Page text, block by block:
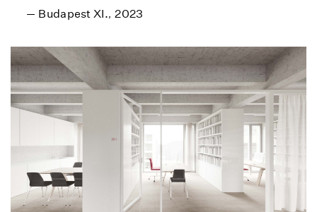
— Budapest XI., 2023